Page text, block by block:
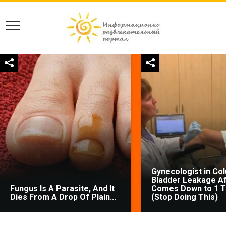
Fungus Is A Parasite, And It
Dies From A Drop Of Plain...
Gynecologist in
Bladder Leakage
Comes Down to 1
(Stop Doing This)